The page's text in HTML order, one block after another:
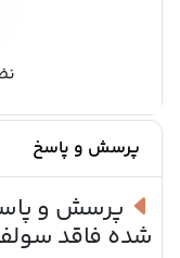
پرسش و پاسخ
پرسش و
شده فاقد